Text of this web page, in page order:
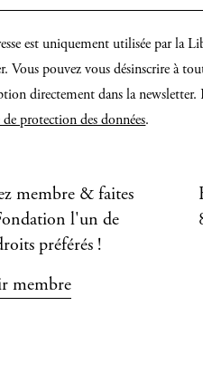
est uniquement utilisée par la
Vous pouvez vous désinscrire à
directement dans la
protection des données.
membre & faites
l'un de
préférés !
membre